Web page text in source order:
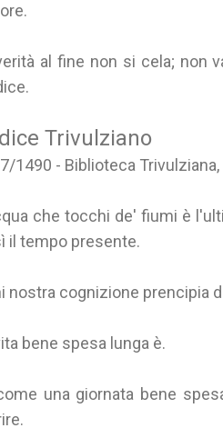
al fine non si cela; non
Trivulziano
1490 - Biblioteca
che tocchi de' fiumi è
il tempo presente.
nostra cognizione prencipia
bene spesa lunga è.
una giornata bene